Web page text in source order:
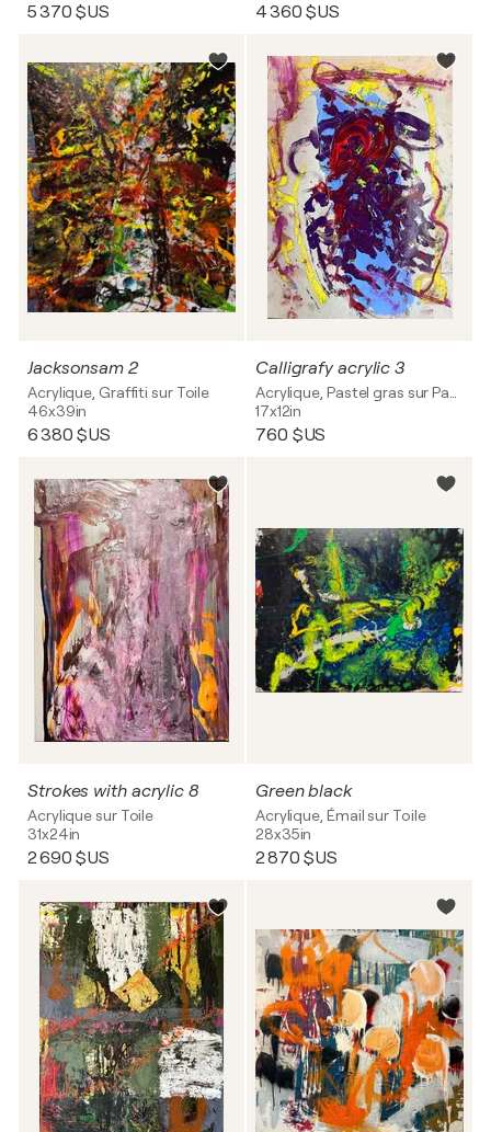
5 370 $US 4 360 $US
Jacksonsam 2
Acrylique, Graffiti sur Toile
46x39in
6 380 $US
Calligrafy acrylic 3
17x12in
760 $US
Strokes with acrylic 8
Acrylique sur Toile
31x24in
2 690 $US
Green black
Acrylique, Émail sur Toile
28x35in
2 870 $US